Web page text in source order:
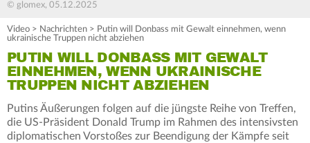
© glomex, 05.12.2025
Video > Nachrichten > Putin will Donbass mit Gewalt einnehmen, wenn
ukrainische Truppen nicht abziehen
PUTIN WILL DONBASS MIT GEWALT
EINNEHMEN, WENN UKRAINISCHE
TRUPPEN NICHT ABZIEHEN
Putins Äußerungen folgen auf die jüngste Reihe von Treffen,
die US-Präsident Donald Trump im Rahmen des intensivsten
diplomatischen Vorstoßes zur Beendigung der Kämpfe seit